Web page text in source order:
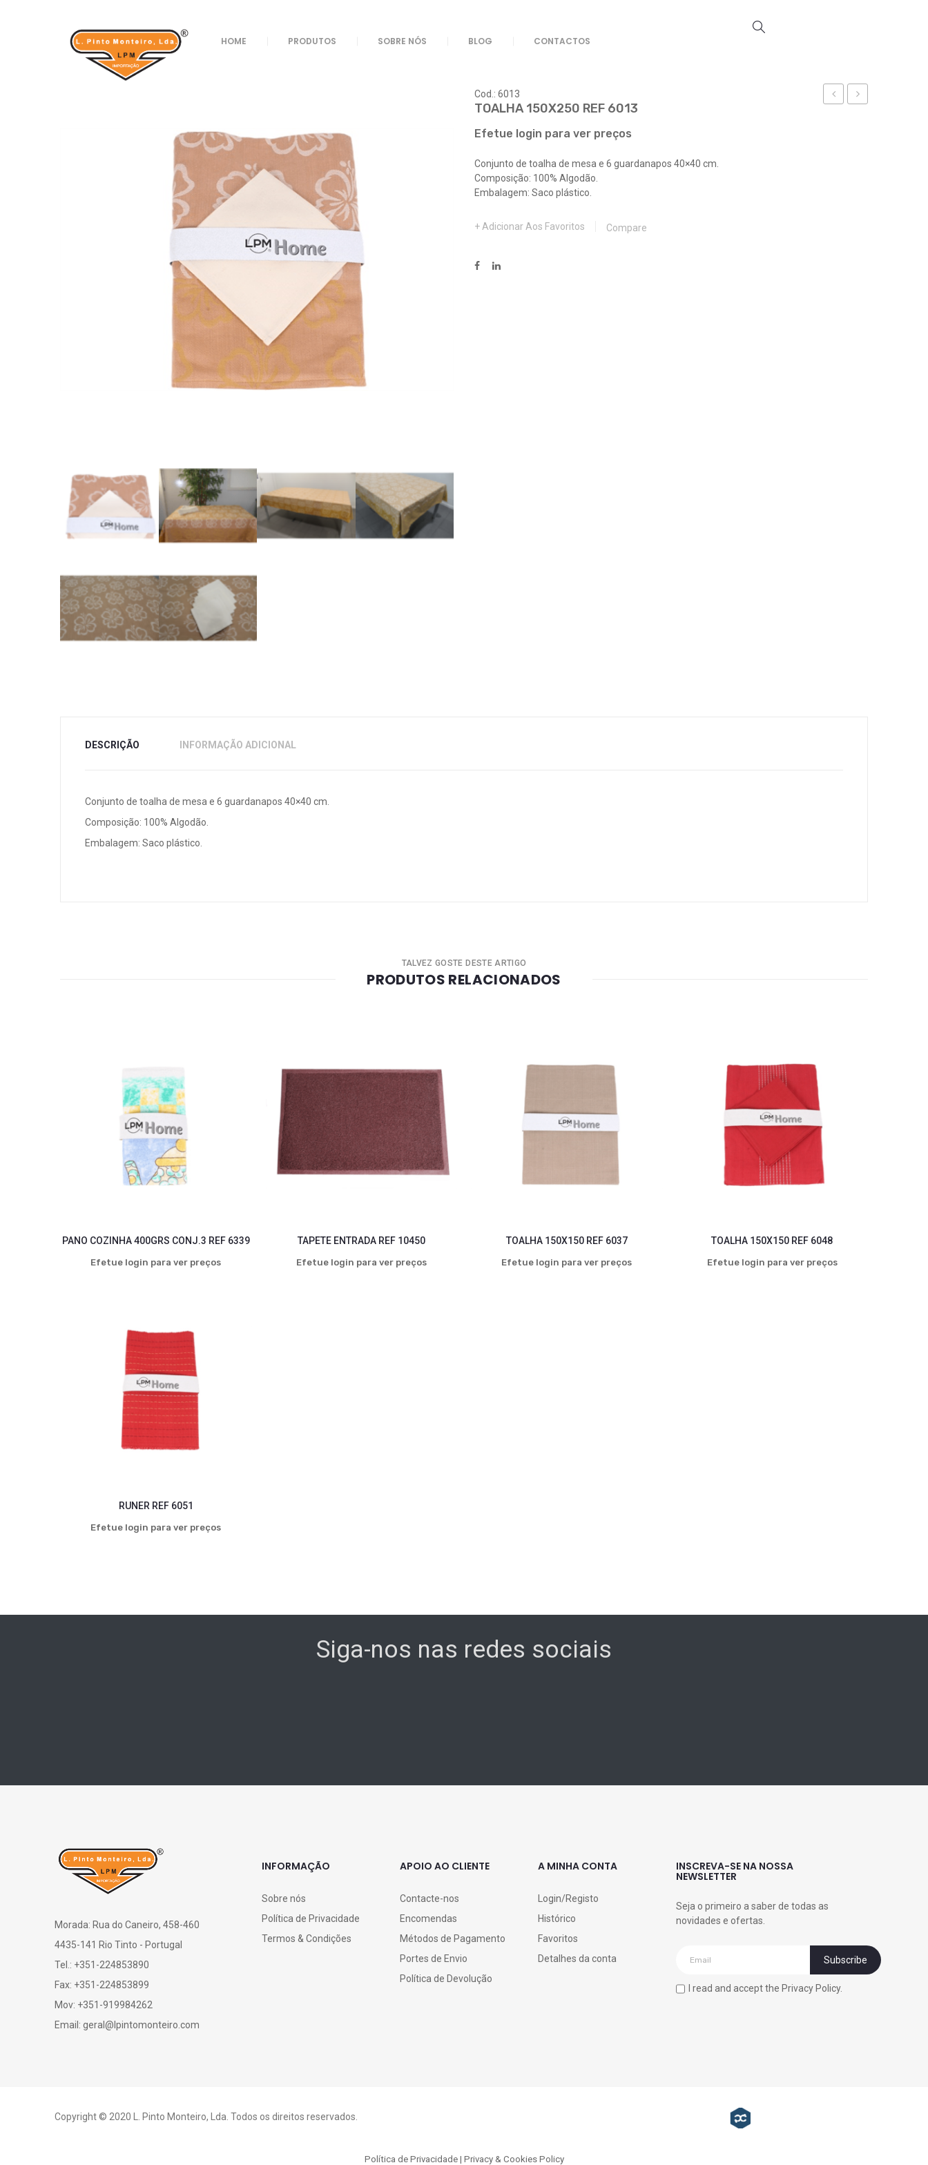
HOME PRODUTOS SOBRE NÓS BLOG CONTACTOS
Loja /Textil /Toalhas
Cod.: 6013
TOALHA 150X250 REF 6013
Efetue login para ver preços
Conjunto de toalha de mesa e 6 guardanapos 40×40 cm.
Composição: 100% Algodão.
Embalagem: Saco plástico.
Adicionar Aos Favoritos Compare
DESCRIÇÃO INFORMAÇÃO ADICIONAL
Conjunto de toalha de mesa e 6 guardanapos 40×40 cm.
Composição: 100% Algodão.
Embalagem: Saco plástico.
TALVEZ GOSTE DESTE ARTIGO
PRODUTOS RELACIONADOS
PANO COZINHA 400GRS CONJ.3 REF 6339
Efetue login para ver preços
TAPETE ENTRADA REF 10450
Efetue login para ver preços
TOALHA 150X150 REF 6037
Efetue login para ver preços
TOALHA 150X150 REF 6048
Efetue login para ver preços
RUNER REF 6051
Efetue login para ver preços
Siga-nos nas redes sociais
Morada: Rua do Caneiro, 458-460
4435-141 Rio Tinto - Portugal
Tel.: +351-224853890
Fax: +351-224853899
Mov: +351-919984262
Email: geral@lpintomonteiro.com
INFORMAÇÃO
Sobre nós
Política de Privacidade
Termos & Condições
APOIO AO CLIENTE
Contacte-nos
Encomendas
Métodos de Pagamento
Portes de Envio
Política de Devolução
A MINHA CONTA
Login/Registo
Histórico
Favoritos
Detalhes da conta
INSCREVA-SE NA NOSSA
NEWSLETTER
Seja o primeiro a saber de todas as
novidades e ofertas.
I read and accept the Privacy Policy.
Copyright © 2020 L. Pinto Monteiro, Lda. Todos os direitos reservados.
Política de Privacidade | Privacy & Cookies Policy